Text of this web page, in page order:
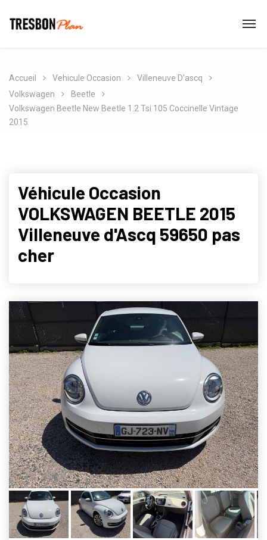
Accueil Vehicule Occasion
Villeneuve D'ascq
Volkswagen
Beetle
Volkswagen Beetle New Beetle 1.2 Tsi 105 Coccinelle Vintage
2015
Véhicule Occasion
VOLKSWAGEN BEETLE 2015
Villeneuve d'Ascq 59650 pas
cher